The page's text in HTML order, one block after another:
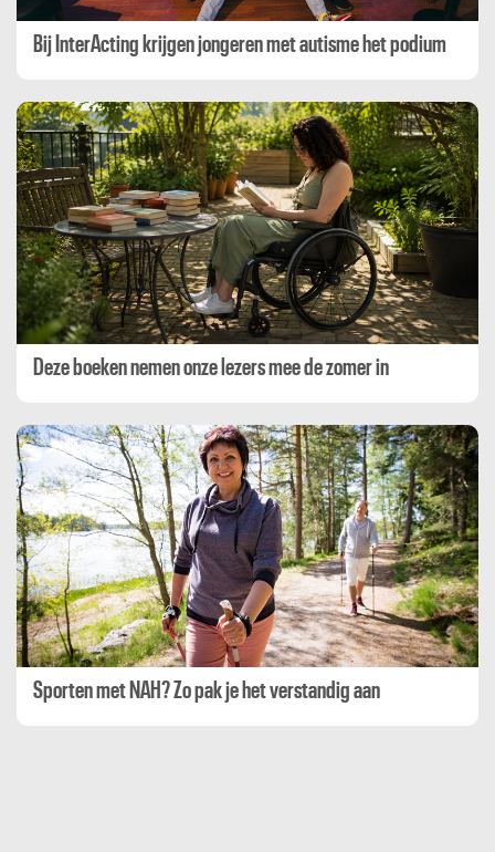
Bij InterActing krijgen jongeren met autisme het podium
Deze boeken nemen onze lezers mee de zomer in
Sporten met NAH? Zo pak je het verstandig aan